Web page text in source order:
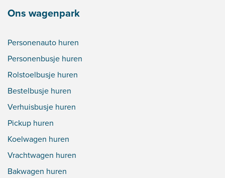
Ons wagenpark
Personenauto huren
Personenbusje huren
Rolstoelbusje huren
Bestelbusje huren
Verhuisbusje huren
Pickup huren
Koelwagen huren
Vrachtwagen huren
Bakwagen huren